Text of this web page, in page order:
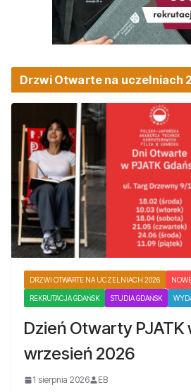
Drzwi Otwarte na uczelniach
DRZWI OTWARTE NA UCZELNIACH 2026
REKRUTACJA GDAŃSK STUDIA GDAŃSK
Dzień Otwarty PJATK
wrzesień 2026
1 sierpnia 2026 EB